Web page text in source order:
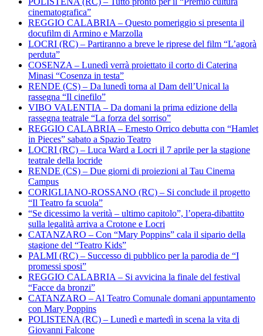
cinematografica”
REGGIO CALABRIA – Questo pomeriggio si presenta il
docufilm di Armino e Marzolla
LOCRI (RC) – Partiranno a breve le riprese del film “L’agorà
perduta”
COSENZA – Lunedì verrà proiettato il corto di Caterina
Minasi “Cosenza in testa”
RENDE (CS) – Da lunedì torna al Dam dell’Unical la
rassegna “Il cinefilo”
VIBO VALENTIA – Da domani la prima edizione della
rassegna teatrale “La forza del sorriso”
REGGIO CALABRIA – Ernesto Orrico debutta con “Hamlet
in Pieces” sabato a Spazio Teatro
LOCRI (RC) – Luca Ward a Locri il 7 aprile per la stagione
teatrale della locride
RENDE (CS) – Due giorni di proiezioni al Tau Cinema
Campus
CORIGLIANO-ROSSANO (RC) – Si conclude il progetto
“Il Teatro fa scuola”
“Se dicessimo la verità – ultimo capitolo”, l’opera-dibattito
sulla legalità arriva a Crotone e Locri
CATANZARO – Con “Mary Poppins” cala il sipario della
stagione del “Teatro Kids”
PALMI (RC) – Successo di pubblico per la parodia de “I
promessi sposi”
REGGIO CALABRIA – Si avvicina la finale del festival
“Facce da bronzi”
CATANZARO – Al Teatro Comunale domani appuntamento
con Mary Poppins
POLISTENA (RC) – Lunedì e martedì in scena la vita di
Giovanni Falcone